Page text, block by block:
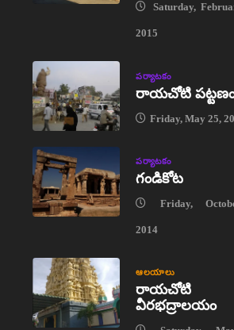
Saturday,
2015
పర్యాటకం
రాయచోటి
Friday, May 25,
పర్యాటకం
గండికోట
Friday,
2014
ఆలయాలు
రాయచోటి
వీరభద్రాలయం